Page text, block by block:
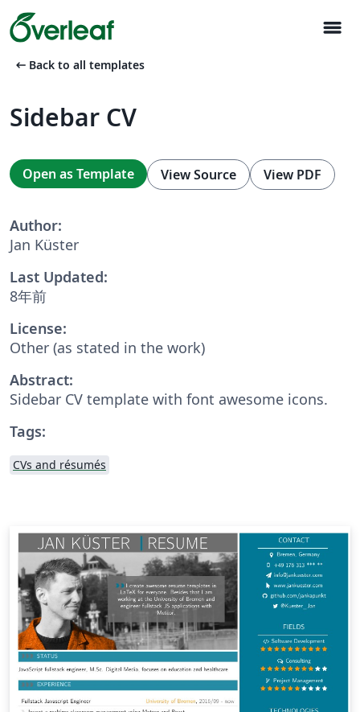
menu
arrow_left_alt Back to all templates
Sidebar CV
Open as Template View Source View PDF
Author:
Jan Küster
Last Updated:
8年前
License:
Other (as stated in the work)
Abstract:
Sidebar CV template with font awesome icons.
Tags:
CVs and résumés